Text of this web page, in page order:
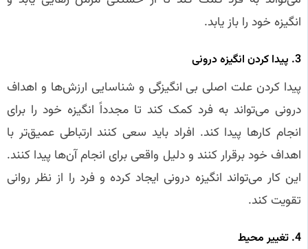
انگیزه خود را باز یابد.
3. پیدا کردن انگیزه درونی
پیدا کردن علت اصلی بی‌ انگیزگی و شناسایی ارزش‌ها و اهداف
درونی می‌تواند به فرد کمک کند تا مجدداً انگیزه خود را برای
انجام کارها پیدا کند. افراد باید سعی کنند ارتباطی عمیق‌تر با
اهداف خود برقرار کنند و دلیل واقعی برای انجام آن‌ها پیدا کنند.
این کار می‌تواند انگیزه درونی ایجاد کرده و فرد را از نظر روانی
تقویت کند.
4. تغییر محیط